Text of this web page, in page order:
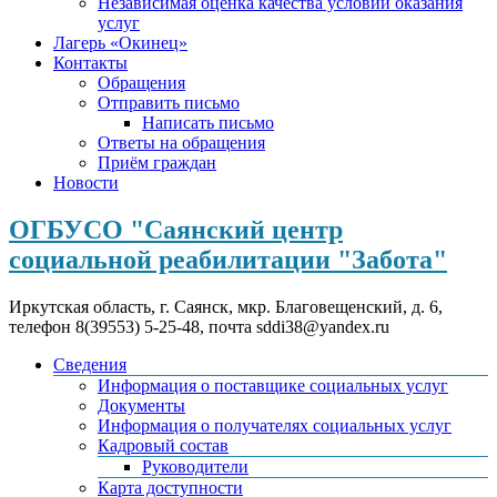
услуг
Лагерь «Окинец»
Контакты
Обращения
Отправить письмо
Написать письмо
Ответы на обращения
Приём граждан
Новости
ОГБУСО "Саянский центр
социальной реабилитации "Забота"
Иркутская область, г. Саянск, мкр. Благовещенский, д. 6,
телефон 8(39553) 5-25-48, почта sddi38@yandex.ru
Сведения
Информация о поставщике социальных услуг
Документы
Информация о получателях социальных услуг
Кадровый состав
Руководители
Карта доступности